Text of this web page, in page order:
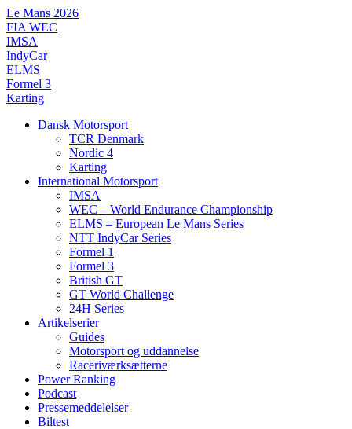
Videre
til
indhold
Le Mans 2026
FIA WEC
IMSA
IndyCar
ELMS
Formel 3
Karting
Dansk Motorsport
TCR Denmark
Nordic 4
Karting
International Motorsport
IMSA
WEC – World Endurance Championship
ELMS – European Le Mans Series
NTT IndyCar Series
Formel 1
Formel 3
British GT
GT World Challenge
24H Series
Artikelserier
Guides
Motorsport og uddannelse
Raceriværksætterne
Power Ranking
Podcast
Pressemeddelelser
Biltest